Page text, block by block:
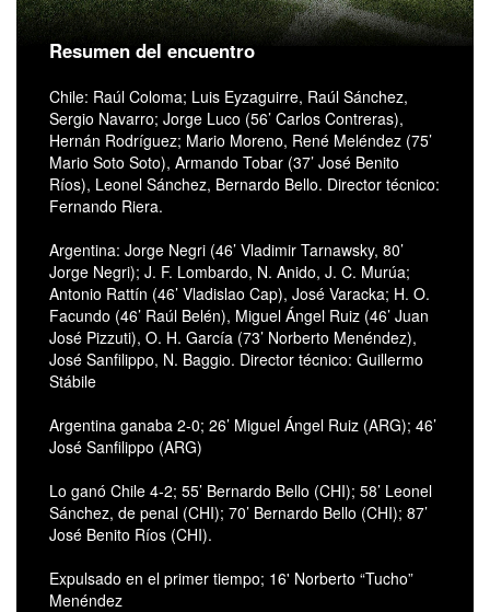
Resumen del encuentro
Chile: Raúl Coloma; Luis Eyzaguirre, Raúl Sánchez,
Sergio Navarro; Jorge Luco (56’ Carlos Contreras),
Hernán Rodríguez; Mario Moreno, René Meléndez (75’
Mario Soto Soto), Armando Tobar (37’ José Benito
Ríos), Leonel Sánchez, Bernardo Bello. Director técnico:
Fernando Riera.
Argentina: Jorge Negri (46’ Vladimir Tarnawsky, 80’
Jorge Negri); J. F. Lombardo, N. Anido, J. C. Murúa;
Antonio Rattín (46’ Vladislao Cap), José Varacka; H. O.
Facundo (46’ Raúl Belén), Miguel Ángel Ruiz (46’ Juan
José Pizzuti), O. H. García (73’ Norberto Menéndez),
José Sanfilippo, N. Baggio. Director técnico: Guillermo
Stábile
Argentina ganaba 2-0; 26’ Miguel Ángel Ruiz (ARG); 46’
José Sanfilippo (ARG)
Lo ganó Chile 4-2; 55’ Bernardo Bello (CHI); 58’ Leonel
Sánchez, de penal (CHI); 70’ Bernardo Bello (CHI); 87’
José Benito Ríos (CHI).
Expulsado en el primer tiempo; 16' Norberto “Tucho”
Menéndez